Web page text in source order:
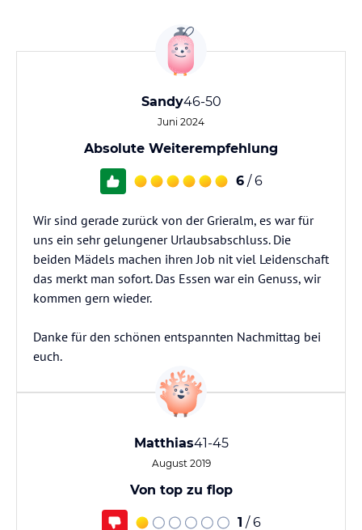
Sandy46-50
Juni 2024
Absolute Weiterempfehlung
6 / 6
Wir sind gerade zurück von der Grieralm, es war für
uns ein sehr gelungener Urlaubsabschluss. Die
beiden Mädels machen ihren Job nit viel Leidenschaft
das merkt man sofort. Das Essen war ein Genuss, wir
kommen gern wieder.
Danke für den schönen entspannten Nachmittag bei
euch.
Matthias41-45
August 2019
Von top zu flop
1 / 6